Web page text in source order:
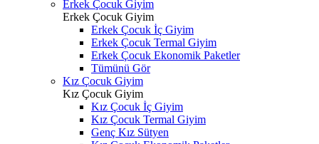
Erkek Çocuk Giyim
Erkek Çocuk Giyim
Erkek Çocuk İç Giyim
Erkek Çocuk Termal Giyim
Erkek Çocuk Ekonomik Paketler
Tümünü Gör
Kız Çocuk Giyim
Kız Çocuk Giyim
Kız Çocuk İç Giyim
Kız Çocuk Termal Giyim
Genç Kız Sütyen